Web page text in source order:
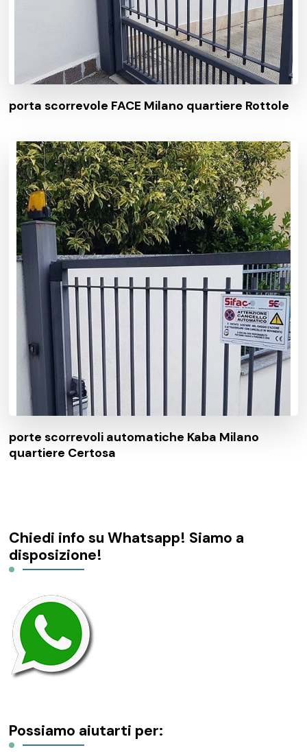
porta scorrevole FACE Milano quartiere Rottole
porte scorrevoli automatiche Kaba Milano
quartiere Certosa
Chiedi info su Whatsapp! Siamo a
disposizione!
Possiamo aiutarti per: